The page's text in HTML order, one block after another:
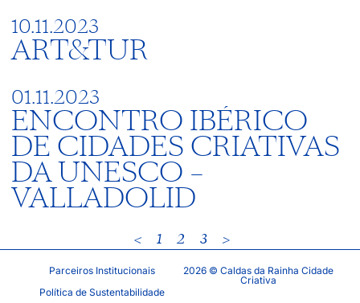
10.11.2023
ART&TUR
01.11.2023
ENCONTRO IBÉRICO
DE CIDADES CRIATIVAS
DA UNESCO –
VALLADOLID
< 1 2 3 >
Parceiros Institucionais
Política de Sustentabilidade
2026 © Caldas da Rainha Cidade
Criativa